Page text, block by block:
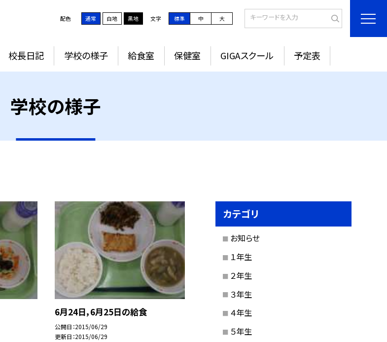
配色 通常 白地 黒地 文字 標準 中 大
校長日記 学校の様子 給食室 保健室 GIGAスクール 予定表
学校の様子
6月24日，6月25日の給食
公開日 2015/06/29
更新日 2015/06/29
カテゴリ
お知らせ
１年生
２年生
３年生
４年生
５年生